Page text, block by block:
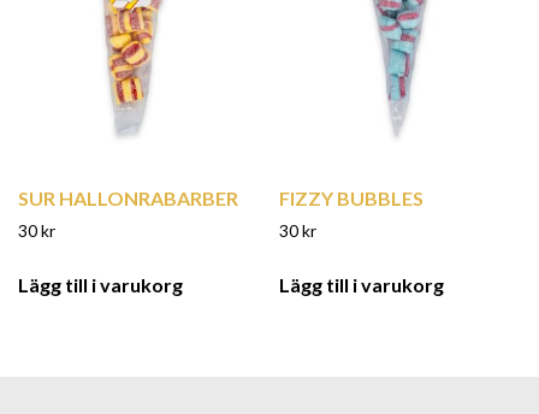
SUR HALLONRABARBER
30kr
Lägg till i varukorg
FIZZY BUBBLES
30kr
Lägg till i varukorg